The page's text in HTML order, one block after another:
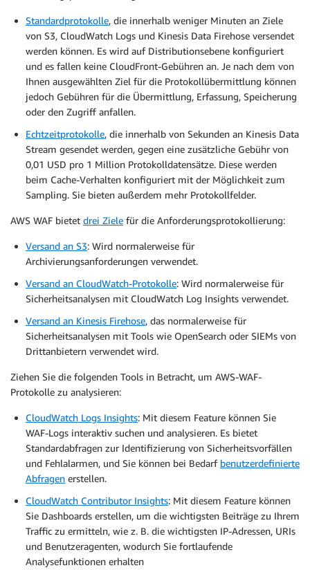
Standardprotokolle, die innerhalb weniger Minuten an Ziele
von S3, CloudWatch Logs und Kinesis Data Firehose versendet
werden können. Es wird auf Distributionsebene konfiguriert
und es fallen keine CloudFront-Gebühren an. Je nach dem von
Ihnen ausgewählten Ziel für die Protokollübermittlung können
jedoch Gebühren für die Übermittlung, Erfassung, Speicherung
oder den Zugriff anfallen.
Echtzeitprotokolle, die innerhalb von Sekunden an Kinesis Data
Stream gesendet werden, gegen eine zusätzliche Gebühr von
0,01 USD pro 1 Million Protokolldatensätze. Diese werden
beim Cache-Verhalten konfiguriert mit der Möglichkeit zum
Sampling. Sie bieten außerdem mehr Protokollfelder.
AWS WAF bietet drei Ziele für die Anforderungsprotokollierung:
Versand an S3: Wird normalerweise für
Archivierungsanforderungen verwendet.
Versand an CloudWatch-Protokolle: Wird normalerweise für
Sicherheitsanalysen mit CloudWatch Log Insights verwendet.
Versand an Kinesis Firehose, das normalerweise für
Sicherheitsanalysen mit Tools wie OpenSearch oder SIEMs von
Drittanbietern verwendet wird.
Ziehen Sie die folgenden Tools in Betracht, um AWS-WAF-
Protokolle zu analysieren:
CloudWatch Logs Insights: Mit diesem Feature können Sie
WAF-Logs interaktiv suchen und analysieren. Es bietet
Standardabfragen zur Identifizierung von Sicherheitsvorfällen
und Fehlalarmen, und Sie können bei Bedarf benutzerdefinierte
Abfragen erstellen.
CloudWatch Contributor Insights: Mit diesem Feature können
Sie Dashboards erstellen, um die wichtigsten Beiträge zu Ihrem
Traffic zu ermitteln, wie z. B. die wichtigsten IP-Adressen, URIs
und Benutzeragenten, wodurch Sie fortlaufende
Analysefunktionen erhalten